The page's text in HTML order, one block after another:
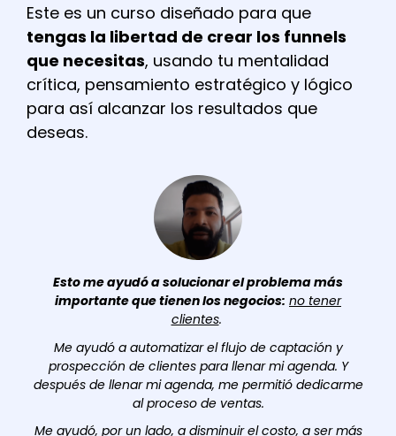
Este es un curso diseñado para que
tengas la libertad de crear los funnels
que necesitas, usando tu mentalidad
crítica, pensamiento estratégico y lógico
para así alcanzar los resultados que
deseas.
Esto me ayudó a solucionar el problema más
importante que tienen los negocios: no tener
clientes.
Me ayudó a automatizar el flujo de captación y
prospección de clientes para llenar mi agenda. Y
después de llenar mi agenda, me permitió dedicarme
al proceso de ventas.
Me ayudó, por un lado, a disminuir el costo, a ser más